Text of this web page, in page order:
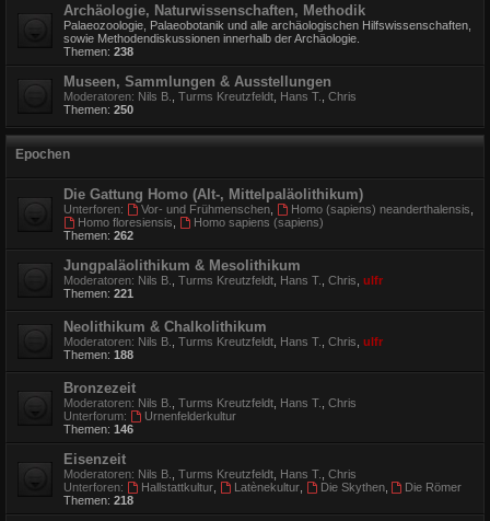
Archäologie, Naturwissenschaften, Methodik
Palaeozoologie, Palaeobotanik und alle archäologischen Hilfswissenschaften,
sowie Methodendiskussionen innerhalb der Archäologie.
Themen: 238
Museen, Sammlungen & Ausstellungen
Moderatoren: Nils B. Turms Kreutzfeldt Hans T.
Chris
Themen: 250
Epochen
Die Gattung Homo (Alt-, Mittelpaläolithikum)
Unterforen: Vor- und Frühmenschen, Homo (sapiens) neanderthalensis
Homo floresiensis
Homo sapiens (sapiens)
Themen: 262
Jungpaläolithikum & Mesolithikum
Moderatoren: Nils B. Turms Kreutzfeldt Hans T. Chris ulfr
Themen: 221
Neolithikum & Chalkolithikum
Moderatoren: Nils B. Turms Kreutzfeldt Hans T. Chris ulfr
Themen: 188
Bronzezeit
Moderatoren: Nils B. Turms Kreutzfeldt Hans T.
Chris
Unterforum:
Urnenfelderkultur
Themen: 146
Eisenzeit
Moderatoren: Nils B. Turms Kreutzfeldt Hans T.
Chris
Unterforen:
Hallstattkultur, Latènekultur, Die Skythen,
Die Römer
Themen: 218